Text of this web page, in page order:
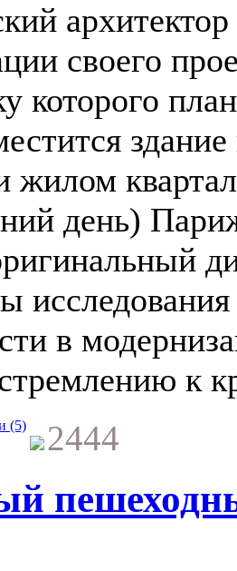
архитектор
своего
которого
жилом
день)
в
к
(5) 2444